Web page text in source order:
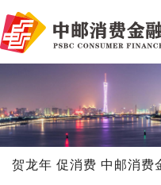
贺龙年 促消费 中邮消费